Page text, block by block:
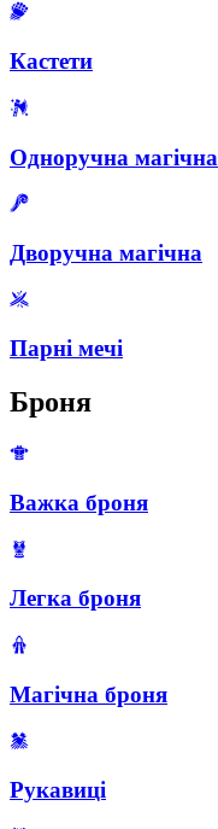
Кастети
Одноручна магічна
Дворучна магічна
Парні мечі
Броня
Важка броня
Легка броня
Магічна броня
Рукавиці